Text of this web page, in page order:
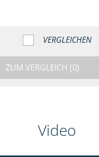
VERGLEICHEN
ZUM VERGLEICH (0)
Video